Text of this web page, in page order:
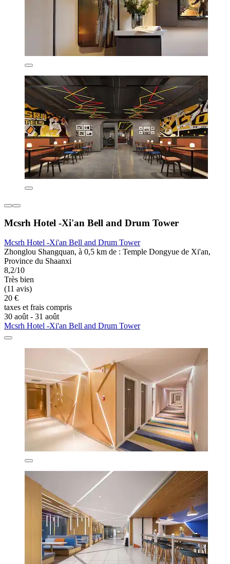
Mcsrh Hotel -Xi'an Bell and Drum Tower
Mcsrh Hotel -Xi'an Bell and Drum Tower
Zhonglou Shangquan, à 0,5 km de : Temple Dongyue de Xi'an,
Province du Shaanxi
8,2/10
Très bien
(11 avis)
20 €
taxes et frais compris
30 août - 31 août
Mcsrh Hotel -Xi'an Bell and Drum Tower